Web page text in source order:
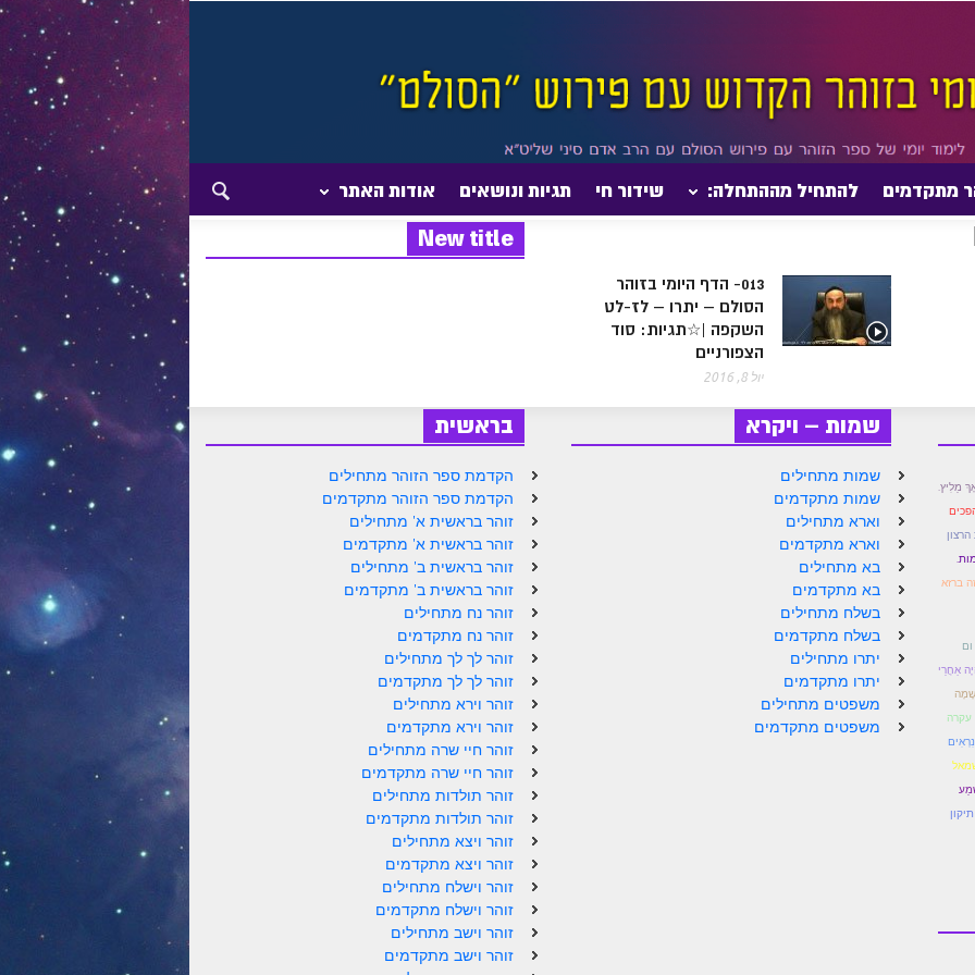
מתקדמים להתחיל מההתחלה: שידור חי תגיות ונושאים אודות האתר
New title
013- הדף היומי בזוהר
הסולם – יתרו – לז-לט
השקפה |☆תגיות: סוד
הצפורניים
יול 8, 2016
בראשית
הקדמת ספר הזוהר מתחילים
הקדמת ספר הזוהר מתקדמים
זוהר בראשית א' מתחילים
זוהר בראשית א' מתקדמים
זוהר בראשית ב' מתחילים
זוהר בראשית ב' מתקדמים
זוהר נח מתחילים
זוהר נח מתקדמים
זוהר לך לך מתחילים
זוהר לך לך מתקדמים
זוהר וירא מתחילים
זוהר וירא מתקדמים
זוהר חיי שרה מתחילים
זוהר חיי שרה מתקדמים
זוהר תולדות מתחילים
זוהר תולדות מתקדמים
זוהר ויצא מתחילים
זוהר ויצא מתקדמים
זוהר וישלח מתחילים
זוהר וישלח מתקדמים
זוהר וישב מתחילים
זוהר וישב מתקדמים
שמות – ויקרא
שמות מתחילים
שמות מתקדמים
וארא מתחילים
וארא מתקדמים
בא מתחילים
בא מתקדמים
בשלח מתחילים
בשלח מתקדמים
יתרו מתחילים
יתרו מתקדמים
משפטים מתחילים
משפטים מתקדמים
מֵלִיץ.
הרצון
ברזא
ום
אַחֲרֵי
עקרה
תיקון